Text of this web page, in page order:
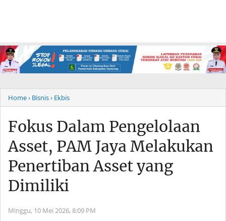
Home› Bisnis› Ekbis
Fokus Dalam Pengelolaan
Asset, PAM Jaya Melakukan
Penertiban Asset yang
Dimiliki
Minggu, 10 Mei 2026, 8:09 PM